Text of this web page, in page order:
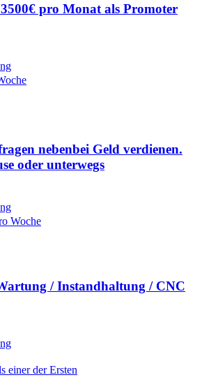
pro Monat als Promoter
nebenbei Geld verdienen.
oder unterwegs
Woche
/ Instandhaltung / CNC
einer der Ersten